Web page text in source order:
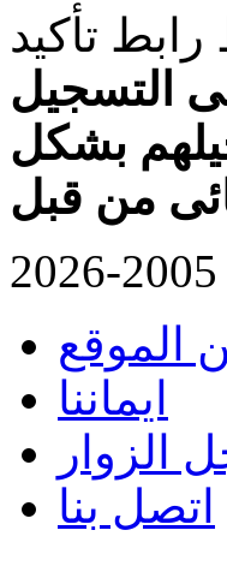
تأكيد
التسجيل
بشكل
من قبل
الموقع
ايماننا
الزوار
اتصل بنا